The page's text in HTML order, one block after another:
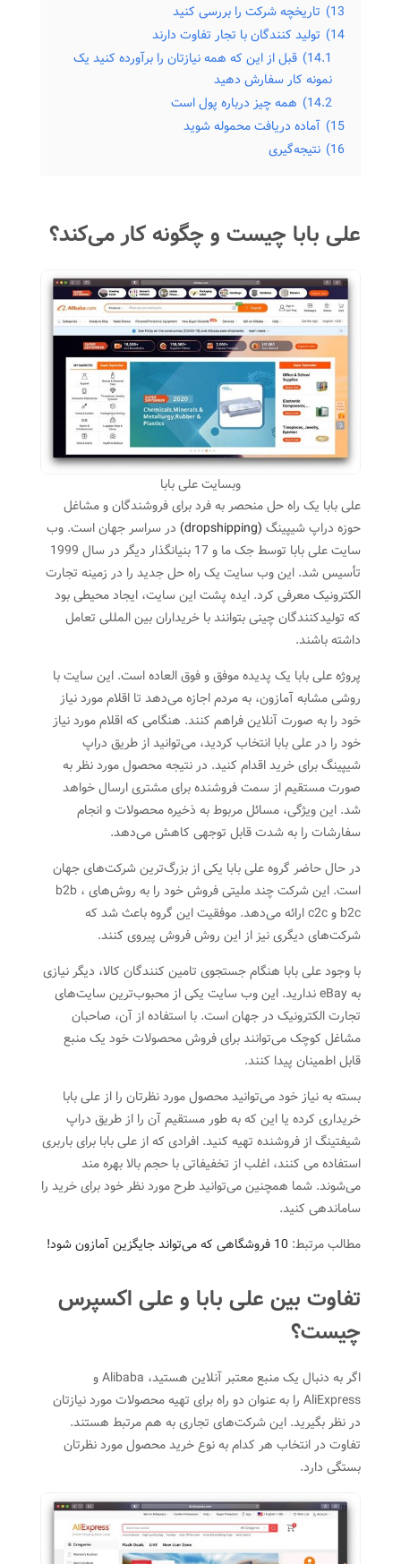
13) تاریخچه شرکت را بررسی کنید
14) تولید کنندگان با تجار تفاوت دارند
14.1) قبل از این که همه نیازتان را برآورده کنید یک
نمونه کار سفارش دهید
14.2) همه چیز درباره پول است
15) آماده دریافت محموله شوید
16) نتیجه‌گیری
علی بابا چیست و چگونه کار می‌کند؟
وبسایت علی بابا
علی بابا یک راه حل منحصر به فرد برای فروشندگان و مشاغل
حوزه دراپ شیپینگ (dropshipping)
در سراسر جهان است. وب
سایت علی بابا توسط جک ما و 17 بنیانگذار دیگر در سال 1999
تأسیس شد. این وب سایت یک راه حل جدید را در زمینه تجارت
الکترونیک معرفی کرد. ایده پشت این سایت، ایجاد محیطی بود
که تولیدکنندگان چینی بتوانند با خریداران بین المللی تعامل
داشته باشند.
پروژه علی بابا یک پدیده موفق و فوق العاده است. این سایت با
روشی مشابه آمازون، به مردم اجازه می‌دهد تا اقلام مورد نیاز
خود را به صورت آنلاین فراهم کنند. هنگامی که اقلام مورد نیاز
خود را در علی بابا انتخاب کردید، می‌توانید از طریق دراپ
شیپینگ برای خرید اقدام کنید. در نتیجه محصول مورد نظر به
صورت مستقیم از سمت فروشنده برای مشتری ارسال خواهد
شد. این ویژگی، مسائل مربوط به ذخیره محصولات و انجام
سفارشات را به شدت قابل توجهی کاهش می‌دهد.
در حال حاضر گروه علی بابا یکی از بزرگ‌ترین شرکت‌های جهان
است. این شرکت چند ملیتی فروش خود را به روش‌های b2b ،
b2c و c2c ارائه می‌دهد. موفقیت این گروه باعث شد که
شرکت‌های دیگری نیز از این روش فروش پیروی کنند.
با وجود علی بابا هنگام جستجوی تامین کنندگان کالا، دیگر نیازی
به eBay ندارید. این وب سایت یکی از محبوب‌ترین سایت‌های
تجارت الکترونیک در جهان است. با استفاده از آن، صاحبان
مشاغل کوچک می‌توانند برای فروش محصولات خود یک منبع
قابل اطمینان پیدا کنند.
بسته به نیاز خود می‌توانید محصول مورد نظرتان را از علی بابا
خریداری کرده یا این که به طور مستقیم آن را از طریق دراپ
شیفتینگ از فروشنده تهیه کنید. افرادی که از علی بابا برای باربری
استفاده می کنند، اغلب از تخفیفاتی با حجم بالا بهره مند
می‌شوند. شما همچنین می‌توانید طرح مورد نظر خود برای خرید را
ساماندهی کنید.
مطالب مرتبط: 10 فروشگاهی که می‌تواند جایگزین آمازون شود!
تفاوت بین علی بابا و علی اکسپرس
چیست؟
اگر به دنبال یک منبع معتبر آنلاین هستید، Alibaba و
AliExpress را به عنوان دو راه برای تهیه محصولات مورد نیازتان
در نظر بگیرید. این شرکت‌های تجاری به هم مرتبط هستند.
تفاوت در انتخاب هر کدام به نوع خرید محصول مورد نظرتان
بستگی دارد.